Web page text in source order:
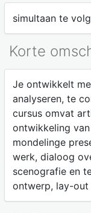
simultaan te
Korte
Je ontwikkelt
analyseren, te
cursus omvat
ontwikkeling
mondelinge
werk, dialoog
scenografie en
ontwerp, lay-out